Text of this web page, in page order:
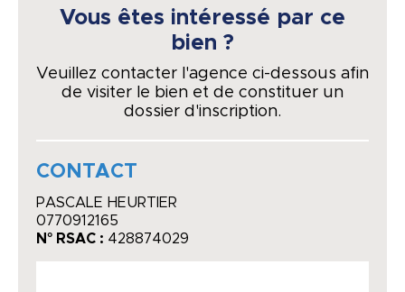
Vous êtes intéressé par ce
bien ?
Veuillez contacter l'agence ci-dessous afin
de visiter le bien et de constituer un
dossier d'inscription.
CONTACT
PASCALE HEURTIER
0770912165
N° RSAC : 428874029